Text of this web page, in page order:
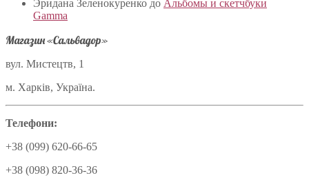
Эридана Зеленокуренко до Альбомы и скетчбуки
Gamma
Магазин «Сальвадор»
вул. Мистецтв, 1
м. Харків, Україна.
Телефони:
+38 (099) 620-66-65
+38 (098) 820-36-36